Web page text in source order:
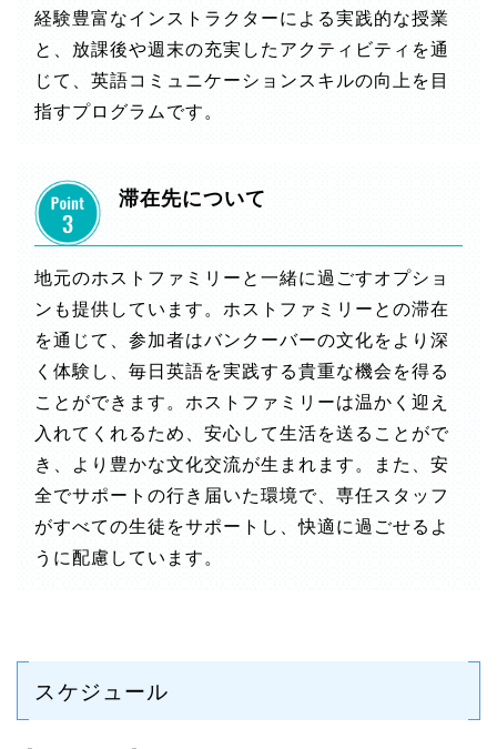
経験豊富なインストラクターによる実践的な授業
と、放課後や週末の充実したアクティビティを通
じて、英語コミュニケーションスキルの向上を目
指すプログラムです。
滞在先について
地元のホストファミリーと一緒に過ごすオプショ
ンも提供しています。ホストファミリーとの滞在
を通じて、参加者はバンクーバーの文化をより深
く体験し、毎日英語を実践する貴重な機会を得る
ことができます。ホストファミリーは温かく迎え
入れてくれるため、安心して生活を送ることがで
き、より豊かな文化交流が生まれます。また、安
全でサポートの行き届いた環境で、専任スタッフ
がすべての生徒をサポートし、快適に過ごせるよ
うに配慮しています。
スケジュール